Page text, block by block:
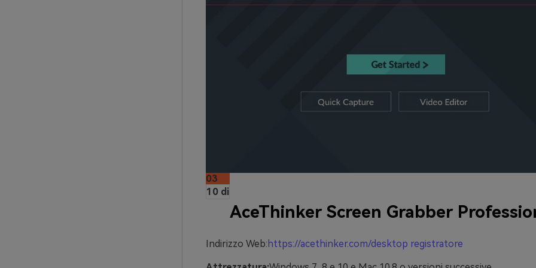
03
10 di
AceThinker Screen Grabber
Indirizzo Web: https://acethinker.com/desktop registratore